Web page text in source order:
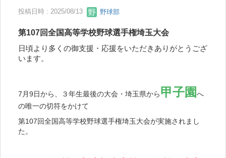
投稿日時 : 2025/08/13 野球部
第107回全国高等学校野球選手権埼玉大会
日頃より多くの御支援・応援をいただきありがとうござ
います。
7月9日から、３年生最後の大会・埼玉県から甲子園へ
の唯一の切符をかけて
第107回全国高等学校野球選手権埼玉大会が実施されまし
た。